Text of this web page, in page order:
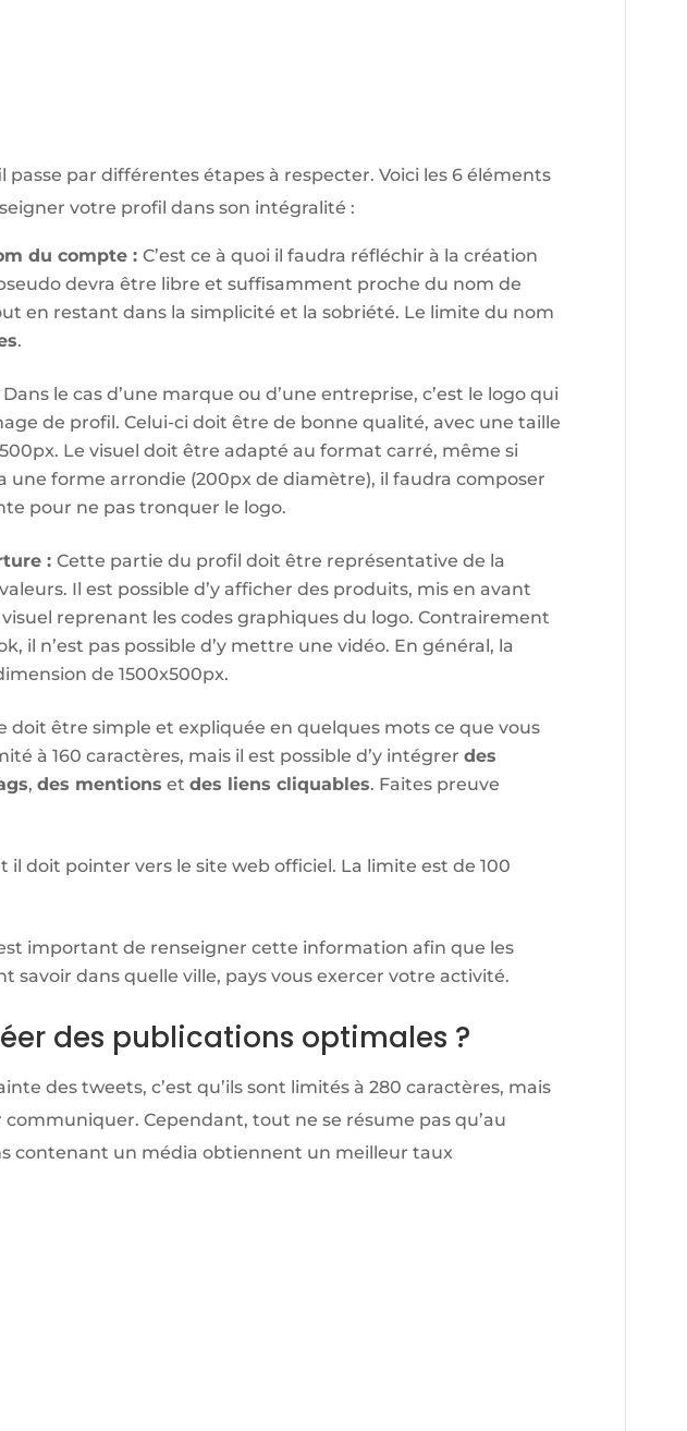
passe par différentes étapes à respecter. Voici les 6 éléments
votre profil dans son intégralité :
du compte :C’est ce à quoi il faudra réfléchir à la création
devra être libre et suffisamment proche du nom de
en restant dans la simplicité et la sobriété. Le limite du nom
.
Dans le cas d’une marque ou d’une entreprise, c’est le logo qui
de profil. Celui-ci doit être de bonne qualité, avec une taille
Le visuel doit être adapté au format carré, même si
une forme arrondie (200px de diamètre), il faudra composer
pour ne pas tronquer le logo.
:Cette partie du profil doit être représentative de la
Il est possible d’y afficher des produits, mis en avant
reprenant les codes graphiques du logo. Contrairement
il n’est pas possible d’y mettre une vidéo. En général, la
de 1500x500px.
doit être simple et expliquée en quelques mots ce que vous
à 160 caractères, mais il est possible d’y intégrerdes
,des mentions etdes liens cliquables. Faites preuve
il doit pointer vers le site web officiel. La limite est de 100
important de renseigner cette information afin que les
savoir dans quelle ville, pays vous exercer votre activité.
des publications optimales ?
des tweets, c’est qu’ils sont limités à 280 caractères, mais
communiquer. Cependant, tout ne se résume pas qu’au
contenant un média obtiennent un meilleur taux